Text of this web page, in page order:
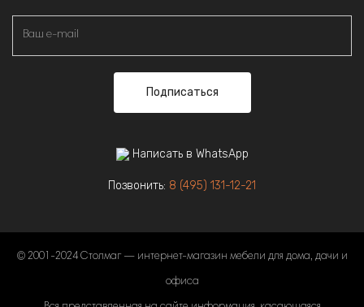
Подписаться
Написать в WhatsApp
Позвонить: 8 (495) 131-12-21
© 2001-2024 Столмаг — интернет-магазин мебели для дома, дачи и
офиса